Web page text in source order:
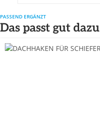
PASSEND ERGÄNZT
Das passt gut dazu